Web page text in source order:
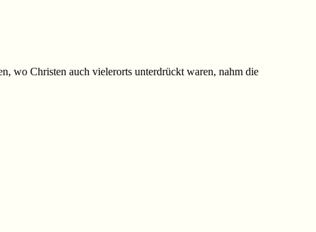
wo Christen auch vielerorts unterdrückt waren, nahm die